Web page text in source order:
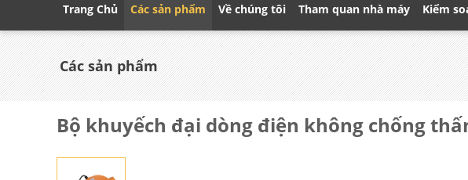
Trang Chủ Các sản phẩm Về chúng tôi Tham quan nhà máy Kiểm
Các sản phẩm
Bộ khuyếch đại dòng điện không chống